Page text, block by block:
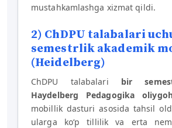
mustahkamlashga xizmat qildi.
2) ChDPU talabalari
semestrlik akademik
(Heidelberg)
ChDPU talabalari bir
Haydelberg Pedagogika
mobillik dasturi asosida tahsil
ularga ko‘p tillilik va erta